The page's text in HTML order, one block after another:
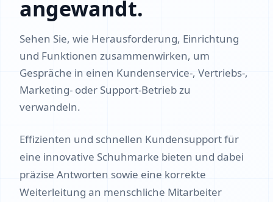
angewandt.
Sehen Sie, wie Herausforderung, Einrichtung
und Funktionen zusammenwirken, um
Gespräche in einen Kundenservice-, Vertriebs-,
Marketing- oder Support-Betrieb zu
verwandeln.
Effizienten und schnellen Kundensupport für
eine innovative Schuhmarke bieten und dabei
präzise Antworten sowie eine korrekte
Weiterleitung an menschliche Mitarbeiter